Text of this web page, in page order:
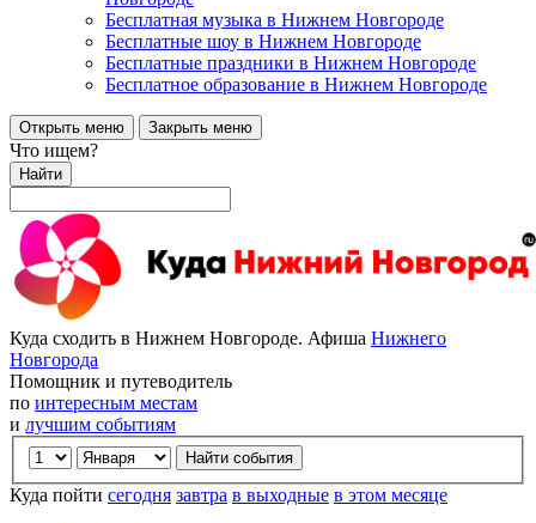
Бесплатная музыка в Нижнем Новгороде
Бесплатные шоу в Нижнем Новгороде
Бесплатные праздники в Нижнем Новгороде
Бесплатное образование в Нижнем Новгороде
Открыть меню Закрыть меню
Что ищем?
Найти
Куда сходить в Нижнем Новгороде. Афиша Нижнего
Новгорода
Помощник и путеводитель
по интересным местам
и лучшим событиям
Куда пойти сегодня завтра в выходные в этом месяце